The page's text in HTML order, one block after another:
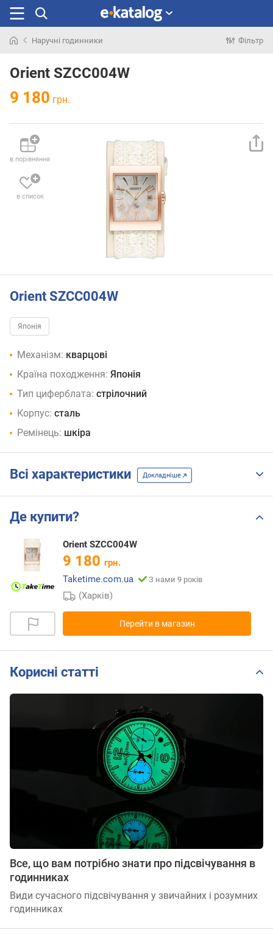
раніше
Наручні годинники Фільтр
Orient SZCC004W
9 180 грн.
в порівняння
в список
Orient SZCC004W
Японія
Механізм: кварцові
Країна походження: Японія
Тип циферблата: стрілочний
Корпус: сталь
Ремінець: шкіра
Всі характеристики Докладніше
Де купити?
Orient SZCC004W
9 180 грн.
Taketime.com.ua
З нами 9 років
(Харків)
Перейти в магазин
Корисні статті
Все, що вам потрібно знати про підсвічування в
годинниках
Види сучасного підсвічування у звичайних і розумних
годинниках